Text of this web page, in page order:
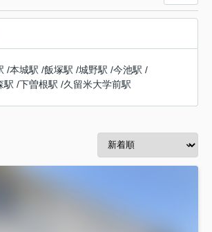
/本城駅 /飯塚駅 /城野駅 /今池駅 /
駅 /下曽根駅 /久留米大学前駅